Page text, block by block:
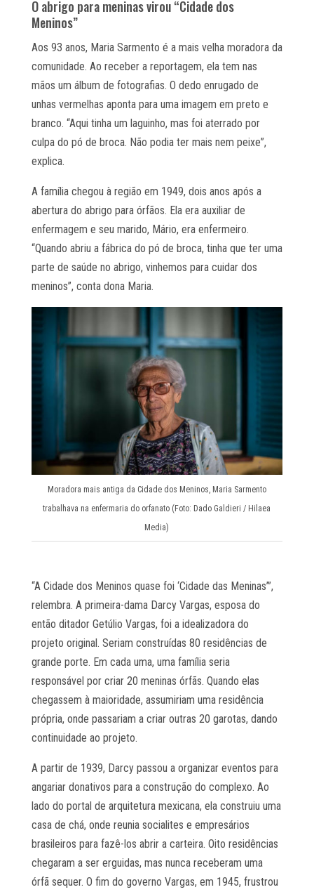
O abrigo para meninas virou “Cidade dos
Meninos”
Aos 93 anos, Maria Sarmento é a mais velha moradora da
comunidade. Ao receber a reportagem, ela tem nas
mãos um álbum de fotografias. O dedo enrugado de
unhas vermelhas aponta para uma imagem em preto e
branco. “Aqui tinha um laguinho, mas foi aterrado por
culpa do pó de broca. Não podia ter mais nem peixe”,
explica.
A família chegou à região em 1949, dois anos após a
abertura do abrigo para órfãos. Ela era auxiliar de
enfermagem e seu marido, Mário, era enfermeiro.
“Quando abriu a fábrica do pó de broca, tinha que ter uma
parte de saúde no abrigo, vinhemos para cuidar dos
meninos”, conta dona Maria.
Moradora mais antiga da Cidade dos Meninos, Maria Sarmento
trabalhava na enfermaria do orfanato (Foto: Dado Galdieri / Hilaea
Media)
“A Cidade dos Meninos quase foi ‘Cidade das Meninas’”,
relembra. A primeira-dama Darcy Vargas, esposa do
então ditador Getúlio Vargas, foi a idealizadora do
projeto original. Seriam construídas 80 residências de
grande porte. Em cada uma, uma família seria
responsável por criar 20 meninas órfãs. Quando elas
chegassem à maioridade, assumiriam uma residência
própria, onde passariam a criar outras 20 garotas, dando
continuidade ao projeto.
A partir de 1939, Darcy passou a organizar eventos para
angariar donativos para a construção do complexo. Ao
lado do portal de arquitetura mexicana, ela construiu uma
casa de chá, onde reunia socialites e empresários
brasileiros para fazê-los abrir a carteira. Oito residências
chegaram a ser erguidas, mas nunca receberam uma
órfã sequer. O fim do governo Vargas, em 1945, frustrou